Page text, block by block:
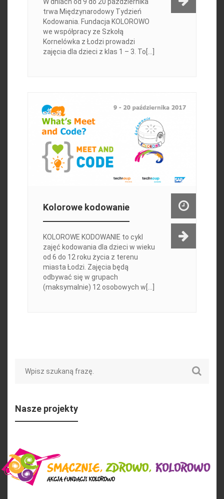
W dniach od 9 do 20 października
trwa Międzynarodowy Tydzień
Kodowania. Fundacja KOLOROWO
we współpracy ze Szkołą
Kornelówka z Łodzi prowadzi
zajęcia dla dzieci z klas 1 – 3. To[...]
Kolorowe kodowanie
KOLOROWE KODOWANIE to cykl
zajęć kodowania dla dzieci w wieku
od 6 do 12 roku życia z terenu
miasta Łodzi. Zajęcia będą
odbywać się w grupach
(maksymalnie) 12 osobowych w[...]
Nasze projekty